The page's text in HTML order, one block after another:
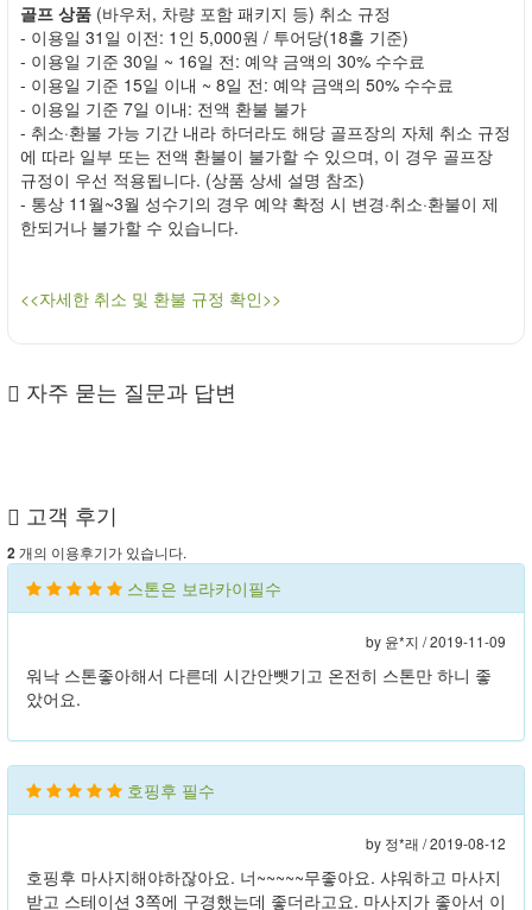
골프 상품 (바우처, 차량 포함 패키지 등) 취소 규정
- 이용일 31일 이전: 1인 5,000원 / 투어당(18홀 기준)
- 이용일 기준 30일 ~ 16일 전: 예약 금액의 30% 수수료
- 이용일 기준 15일 이내 ~ 8일 전: 예약 금액의 50% 수수료
- 이용일 기준 7일 이내: 전액 환불 불가
- 취소·환불 가능 기간 내라 하더라도 해당 골프장의 자체 취소 규정
에 따라 일부 또는 전액 환불이 불가할 수 있으며, 이 경우 골프장
규정이 우선 적용됩니다. (상품 상세 설명 참조)
- 통상 11월~3월 성수기의 경우 예약 확정 시 변경·취소·환불이 제
한되거나 불가할 수 있습니다.
<<자세한 취소 및 환불 규정 확인>>
자주 묻는 질문과 답변
고객 후기
2 개의 이용후기가 있습니다.
스톤은 보라카이필수
by 윤*지 /2019-11-09
워낙 스톤좋아해서 다른데 시간안뺏기고 온전히 스톤만 하니 좋
았어요.
호핑후 필수
by 정*래 /2019-08-12
호핑후 마사지해야하잖아요. 너~~~~~무좋아요. 샤워하고 마사지
받고 스테이션 3쪽에 구경했는데 좋더라고요. 마사지가 좋아서 이